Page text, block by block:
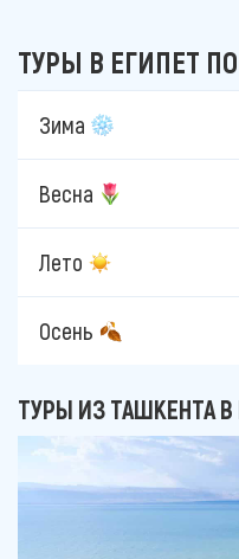
ТУРЫ В ЕГИПЕТ
Зима
Весна
Лето
Осень
ТУРЫ ИЗ ТАШКЕНТА В